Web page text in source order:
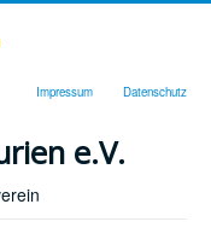
Impressum Datenschutz
e.V.